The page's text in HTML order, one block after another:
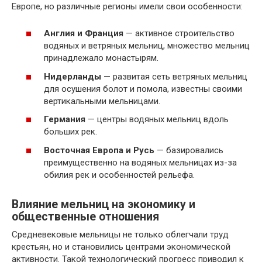
Европе, но различные регионы имели свои особенности:
Англия и Франция — активное строительство
водяных и ветряных мельниц, множество мельниц
принадлежало монастырям.
Нидерланды — развитая сеть ветряных мельниц
для осушения болот и помола, известны своими
вертикальными мельницами.
Германия — центры водяных мельниц вдоль
больших рек.
Восточная Европа и Русь — базировались
преимущественно на водяных мельницах из-за
обилия рек и особенностей рельефа.
Влияние мельниц на экономику и
общественные отношения
Средневековые мельницы не только облегчали труд
крестьян, но и становились центрами экономической
активности. Такой технологический прогресс приводил к